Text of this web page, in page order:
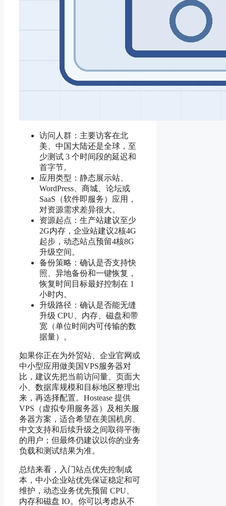
访问人群：主要访客在北
美、中国大陆还是全球，至
少测试 3 个时间段的延迟和
首字节。
应用类型：静态展示站、
WordPress、商城、论坛或
SaaS（软件即服务）应用，
对资源需求差异很大。
资源起点：生产站建议至少
2G内存，企业站建议2核4G
起步，动态站点预留4核8G
升级空间。
备份策略：确认是否支持快
照、异地备份和一键恢复，
恢复时间目标最好控制在 1
小时内。
升级路径：确认是否能无缝
升级 CPU、内存、磁盘和带
宽（单位时间内可传输的数
据量）。
如果你正在为外贸站、企业官网或
中小型应用做美国VPS服务器对
比，建议先把当前访问量、页面大
小、数据库规模和目标地区整理出
来，再选择配置。Hostease 提供
VPS（虚拟专用服务器）及相关服
务器方案，适合希望在美国机房、
中文支持和后续升级之间取得平衡
的用户；但最终仍建议以你的业务
负载和测试结果为准。
总结来看，入门站点优先控制成
本，中小企业站优先保证稳定和可
维护，动态业务优先预留 CPU、
内存和磁盘 IO。你可以考虑从不